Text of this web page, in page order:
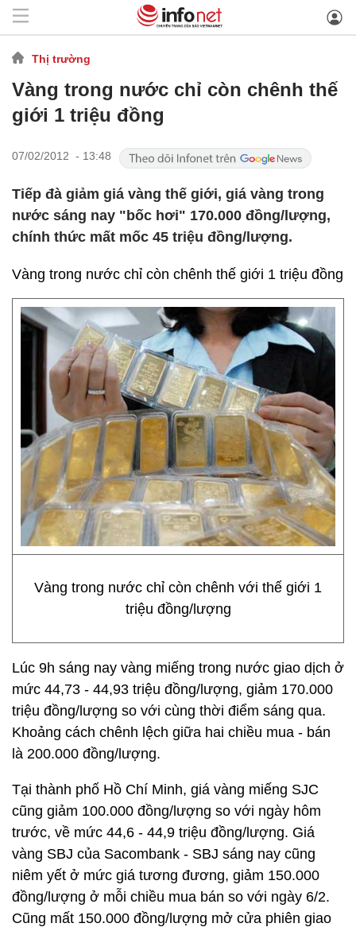
Thị trường
Vàng trong nước chỉ còn chênh thế
giới 1 triệu đồng
07/02/2012 - 13:48
Tiếp đà giảm giá vàng thế giới, giá vàng trong
nước sáng nay "bốc hơi" 170.000 đồng/lượng,
chính thức mất mốc 45 triệu đồng/lượng.
Vàng trong nước chỉ còn chênh thế giới 1 triệu đồng
Vàng trong nước chỉ còn chênh với thế giới 1
triệu đồng/lượng
Lúc 9h sáng nay vàng miếng trong nước giao dịch ở
mức 44,73 - 44,93 triệu đồng/lượng, giảm 170.000
triệu đồng/lượng so với cùng thời điểm sáng qua.
Khoảng cách chênh lệch giữa hai chiều mua - bán
là 200.000 đồng/lượng.
Tại thành phố Hồ Chí Minh, giá vàng miếng SJC
cũng giảm 100.000 đồng/lượng so với ngày hôm
trước, về mức 44,6 - 44,9 triệu đồng/lượng. Giá
vàng SBJ của Sacombank - SBJ sáng nay cũng
niêm yết ở mức giá tương đương, giảm 150.000
đồng/lượng ở mỗi chiều mua bán so với ngày 6/2.
Cũng mất 150.000 đồng/lượng mở cửa phiên giao